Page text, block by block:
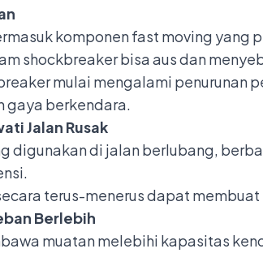
komponen fast moving yang
shockbreaker bisa aus dan
mulai mengalami penurunan
gaya berkendara.
Jalan Rusak
digunakan di jalan berlubang,
.
terus-menerus dapat
Berlebih
muatan melebihi kapasitas